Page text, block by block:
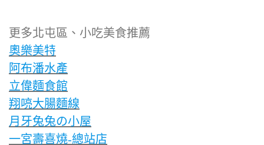
更多北屯區、小吃美食推薦
奧樂美特
阿布潘水產
立偉麵食館
翔喨大腸麵線
月牙兔兔の小屋
一宮壽喜燒-總站店